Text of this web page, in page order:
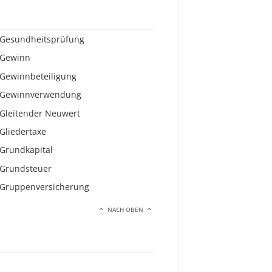
Gesundheitsprüfung
Gewinn
Gewinnbeteiligung
Gewinnverwendung
Gleitender Neuwert
Gliedertaxe
Grundkapital
Grundsteuer
Gruppenversicherung
NACH OBEN